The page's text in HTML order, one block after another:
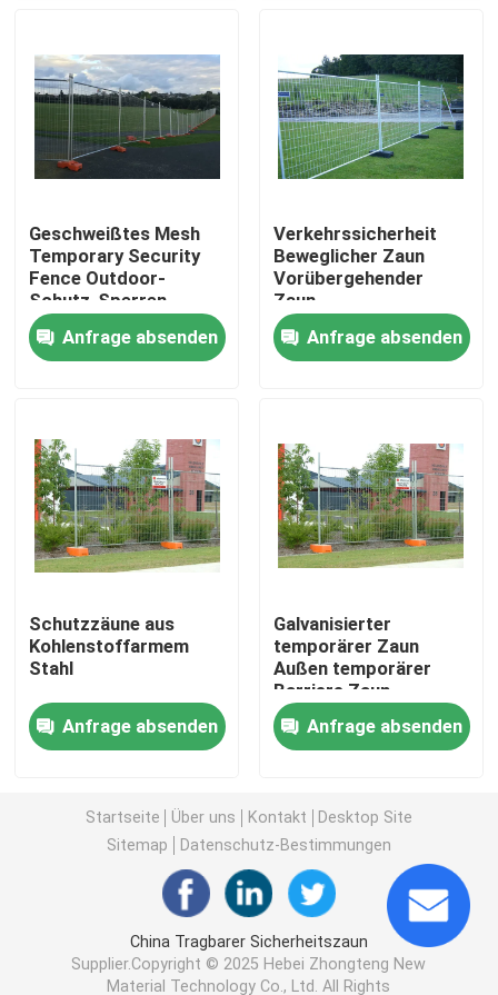
VR-Show
Über uns
Qualitätskontrolle
Kontaktiere uns
Fechten der geschweißten Masche
3D schweißte Draht-Zaun
Doppeldrahtgeschweißter Zaun
Vorübergehender Sicherheitszaun
Röhrenstahlzaun
Flughafensicherheits-Fechten
Metallkettengliedzaun
Geschweißtes Mesh
Temporary Security
Fence Outdoor-
Schutz-Sperren-
Fechten
Anfrage absenden
Verkehrssicherheit
Beweglicher Zaun
Vorübergehender
Zaun
Pulverbeschichteter
Baustellzaun
Anfrage absenden
Schutzzäune aus
Kohlenstoffarmem
Stahl
Anfrage absenden
Galvanisierter
temporärer Zaun
Außen temporärer
Barriere Zaun
6ftx9.5FT
Anfrage absenden
Startseite Über uns Kontakt
Desktop Site
Sitemap
Datenschutz-Bestimmungen
China Tragbarer Sicherheitszaun
Supplier.Copyright © 2025 Hebei Zhongteng New
Material Technology Co., Ltd. All Rights